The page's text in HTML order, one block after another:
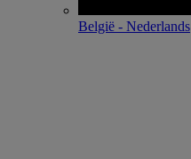
België - Nederlands